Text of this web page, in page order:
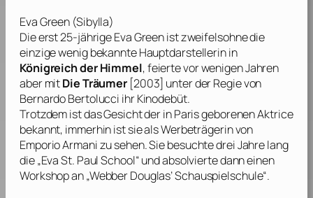
Eva Green (Sibylla)
Die erst 25-jährigeEva Greenist zweifelsohne die
einzige wenig bekannte Hauptdarstellerin in
Königreich der Himmel, feierte vor wenigen Jahren
aber mitDie Träumer [2003] unter der Regie von
Bernardo Bertolucci ihr Kinodebüt.
Trotzdem ist das Gesicht der in Paris geborenen Aktrice
bekannt, immerhin ist sie als Werbeträgerin von
Emporio Armani zu sehen. Sie besuchte drei Jahre lang
die „Eva St. Paul School“ und absolvierte dann einen
Workshop an „Webber Douglas’ Schauspielschule“.